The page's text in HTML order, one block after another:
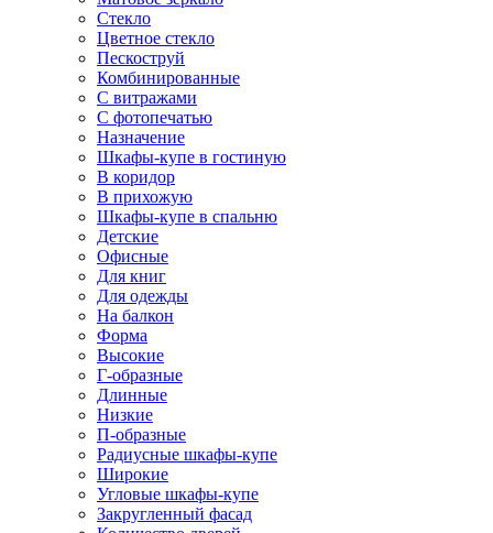
Стекло
Цветное стекло
Пескоструй
Комбинированные
С витражами
С фотопечатью
Назначение
Шкафы-купе в гостиную
В коридор
В прихожую
Шкафы-купе в спальню
Детские
Офисные
Для книг
Для одежды
На балкон
Форма
Высокие
Г-образные
Длинные
Низкие
П-образные
Радиусные шкафы-купе
Широкие
Угловые шкафы-купе
Закругленный фасад